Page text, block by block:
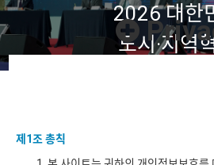
2026 대한
도시·지역
제1조 총칙